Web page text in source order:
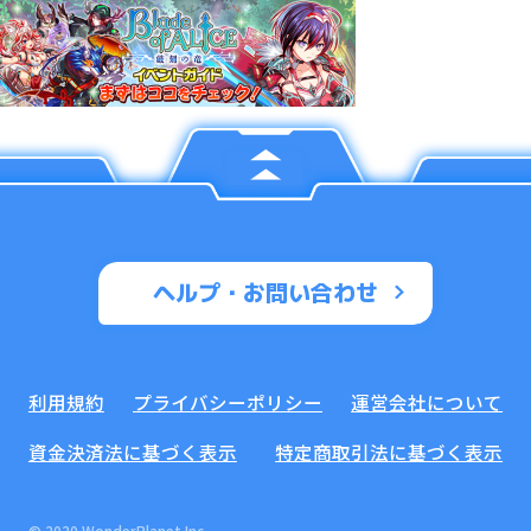
ヘルプ・お問い合わせ
利用規約 プライバシーポリシー
運営会社について
資金決済法に基づく表示
特定商取引法に基づく表示